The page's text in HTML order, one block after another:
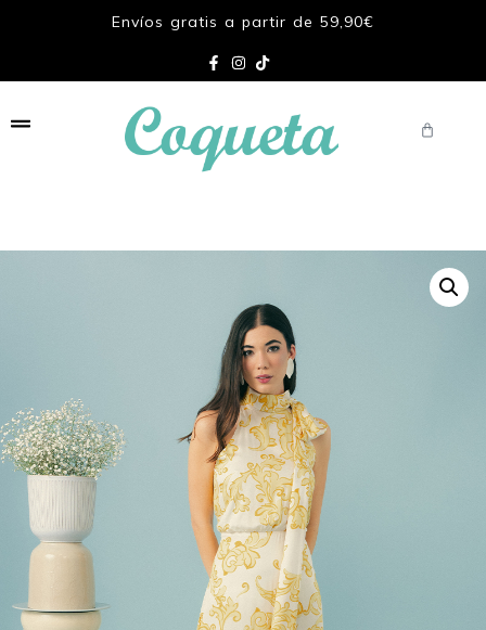
Envíos gratis a partir de 59,90€